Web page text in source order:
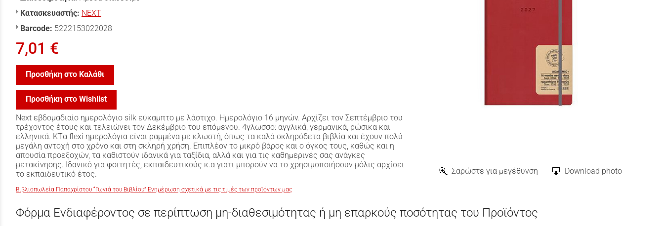
Σαρώστε για μεγέθυνση Download photo
Κατασκευαστής: NEXT
Barcode: 5222153022028
7,01 €
Προσθήκη στο Καλάθι
Προσθήκη στο Wishlist
Next εβδομαδιαίο ημερολόγιο silk εύκαμπτο με λάστιχο. Ημερολόγιο 16 μηνών. Αρχίζει τον Σεπτέμβριο του
τρέχοντος έτους και τελειώνει τον Δεκέμβριο του επόμενου. 4γλωσσο: αγγλικά, γερμανικά, ρώσικα και
ελληνικά. ΚTα flexi ημερολόγια είναι ραμμένα με κλωστή, όπως τα καλά σκληρόδετα βιβλία και έχουν πολύ
μεγάλη αντοχή στο χρόνο και στη σκληρή χρήση. Επιπλέον το μικρό βάρος και ο όγκος τους, καθώς και η
απουσία προεξοχών, τα καθιστούν ιδανικά για ταξίδια, αλλά και για τις καθημερινές σας ανάγκες
μετακίνησης. Ιδανικό για φοιτητές, εκπαιδευτικούς κ.α γιατι μπορούν να το χρησιμοποιήσουν μόλις αρχίσει
το εκπαιδευτικό έτος.
Βιβλιοπωλεία Παπαχρίστου “Γωνιά του Βιβλίου” Ενημέρωση σχετικά με τις τιμές των προϊόντων μας
Φόρμα Ενδιαφέροντος σε περίπτωση μη-διαθεσιμότητας ή μη επαρκούς ποσότητας του Προϊόντος